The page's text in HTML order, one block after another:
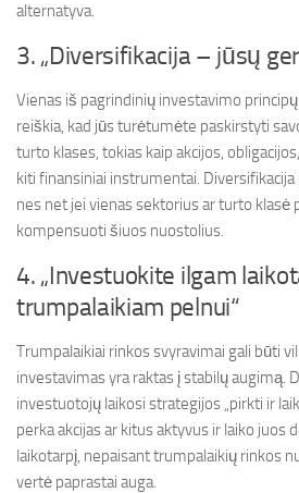
alternatyva.
3. „Diversifikacija – jūsų
Vienas iš pagrindinių investavimo
reiškia, kad jūs turėtumėte paskirstyti
turto klases, tokias kaip akcijos,
kiti finansiniai instrumentai.
nes net jei vienas sektorius ar turto klasė
kompensuoti šiuos nuostolius.
4. „Investuokite ilgam
trumpalaikiam pelnui“
Trumpalaikiai rinkos svyravimai gali būti
investavimas yra raktas į stabilų augimą.
investuotojų laikosi strategijos „pirkti ir
perka akcijas ar kitus aktyvus ir laiko juos
laikotarpį, nepaisant trumpalaikių rinkos
vertė paprastai auga.